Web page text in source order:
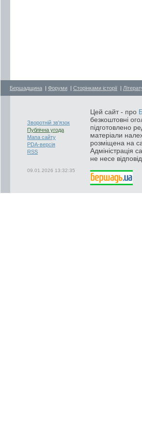
Бершадщина | Форуми | Сторінками історії |
Зворотній зв'язок
Публічна угода
Мапа сайту
PDA-версія
RSS
09.01.2026 13:32:35
Цей сайт - про
безкоштовні
підготовлено
матеріали
розміщена на
Адміністрація
не несе